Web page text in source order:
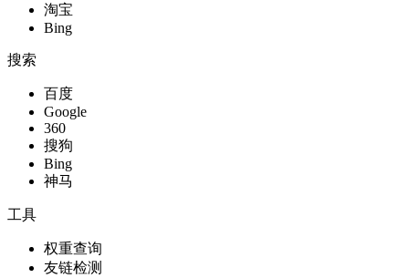
淘宝
Bing
搜索
百度
Google
360
搜狗
Bing
神马
工具
权重查询
友链检测